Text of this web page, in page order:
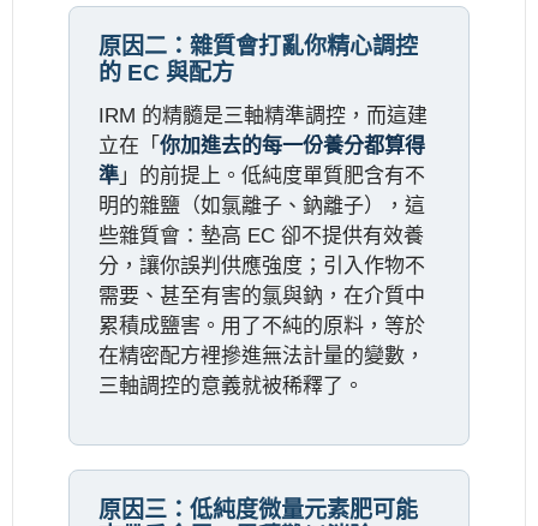
原因二：雜質會打亂你精心調控
的 EC 與配方
IRM 的精髓是三軸精準調控，而這建
立在「 你加進去的每一份養分都算得
準 」的前提上。低純度單質肥含有不
明的雜鹽（如氯離子、鈉離子），這
些雜質會：墊高 EC 卻不提供有效養
分，讓你誤判供應強度；引入作物不
需要、甚至有害的氯與鈉，在介質中
累積成鹽害。用了不純的原料，等於
在精密配方裡摻進無法計量的變數，
三軸調控的意義就被稀釋了。
原因三：低純度微量元素肥可能